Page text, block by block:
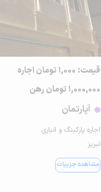
قیمت: 1,000 تومان اجاره
1,000,000 تومان رهن
آپارتمان
اجاره پارکینگ و انباری
تبریز
مشاهده جزییات